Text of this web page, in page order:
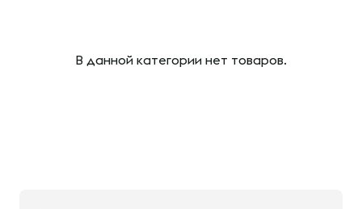
В данной категории нет товаров.